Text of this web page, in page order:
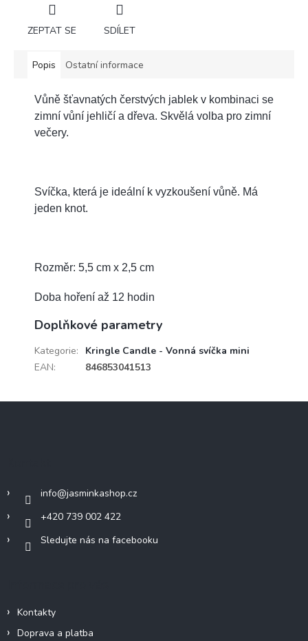
ZEPTAT SE SDÍLET
Popis Ostatní informace
Vůně šťavnatých čerstvých jablek v kombinaci se
zimní vůní jehličí a dřeva. Skvělá volba pro zimní
večery.
Svíčka, která je ideální k vyzkoušení vůně. Má
jeden knot.
Rozměr: 5,5 cm x 2,5 cm
Doba hoření až 12 hodin
Doplňkové parametry
Kategorie:
Kringle Candle - Vonná svíčka mini
EAN: 846853041513
info@jasminkashop.cz
+420 739 002 422
Sledujte nás na facebooku
Kontakty
Doprava a platba